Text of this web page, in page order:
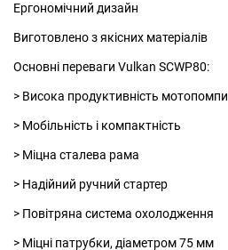
Ергономічний дизайн
Виготовлено з якісних матеріалів
Основні переваги Vulkan SCWP80:
> Висока продуктивність мотопомпи
> Мобільність і компактність
> Міцна сталева рама
> Надійний ручний стартер
> Повітряна система охолодження
> Міцні патрубки, діаметром 75 мм